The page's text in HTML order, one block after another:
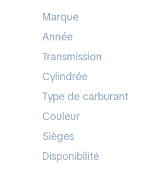
Marque
Année
Transmission
Cylindrée
Type de carburant
Couleur
Sièges
Disponibilité